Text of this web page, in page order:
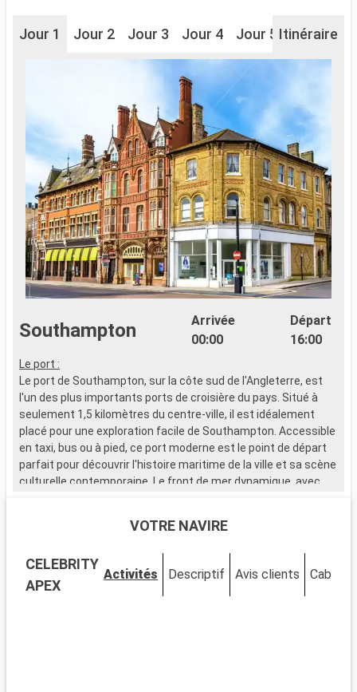
Jour 1 Jour 2 Jour 3 Jour 4 Jour 5 Jour 6
Itinéraire
Southampton
Arrivée
00:00
Départ
16:00
Le port :
Le port de Southampton, sur la côte sud de l'Angleterre, est
l'un des plus importants ports de croisière du pays. Situé à
seulement 1,5 kilomètres du centre-ville, il est idéalement
placé pour une exploration facile de Southampton. Accessible
en taxi, bus ou à pied, ce port moderne est le point de départ
parfait pour découvrir l'histoire maritime de la ville et sa scène
culturelle contemporaine. Le front de mer dynamique, avec
Southampton, ville portuaire chargée d'histoire, est riche en
sites d'intérêt. Le musée SeaCity narre l'histoire du Titanic,
étroitement liée à la ville. Les murs médiévaux et la Bargate,
VOTRE NAVIRE
CELEBRITY
APEX
Activités Descriptif Avis clients Cabines